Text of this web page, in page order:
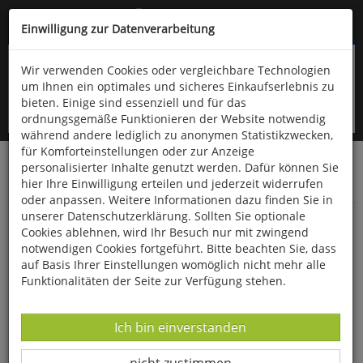
Kompletten Head der Seite überspringen
oder (06766) 9323-960
Startseite Bücher Downloads
Zeitschriften
Die Vogelwelt
Die Vogelwelt 141 (2023) Heft 2
Einwilligung zur Datenverarbeitung
Wir verwenden Cookies oder vergleichbare Technologien
um Ihnen ein optimales und sicheres Einkaufserlebnis zu
bieten. Einige sind essenziell und für das
ordnungsgemäße Funktionieren der Website notwendig
während andere lediglich zu anonymen Statistikzwecken,
für Komforteinstellungen oder zur Anzeige
personalisierter Inhalte genutzt werden. Dafür können Sie
hier Ihre Einwilligung erteilen und jederzeit widerrufen
oder anpassen. Weitere Informationen dazu finden Sie in
unserer Datenschutzerklärung. Sollten Sie optionale
Cookies ablehnen, wird Ihr Besuch nur mit zwingend
notwendigen Cookies fortgeführt. Bitte beachten Sie, dass
auf Basis Ihrer Einstellungen womöglich nicht mehr alle
Funktionalitäten der Seite zur Verfügung stehen.
Datenverarbeitung -
Ich bin einverstanden